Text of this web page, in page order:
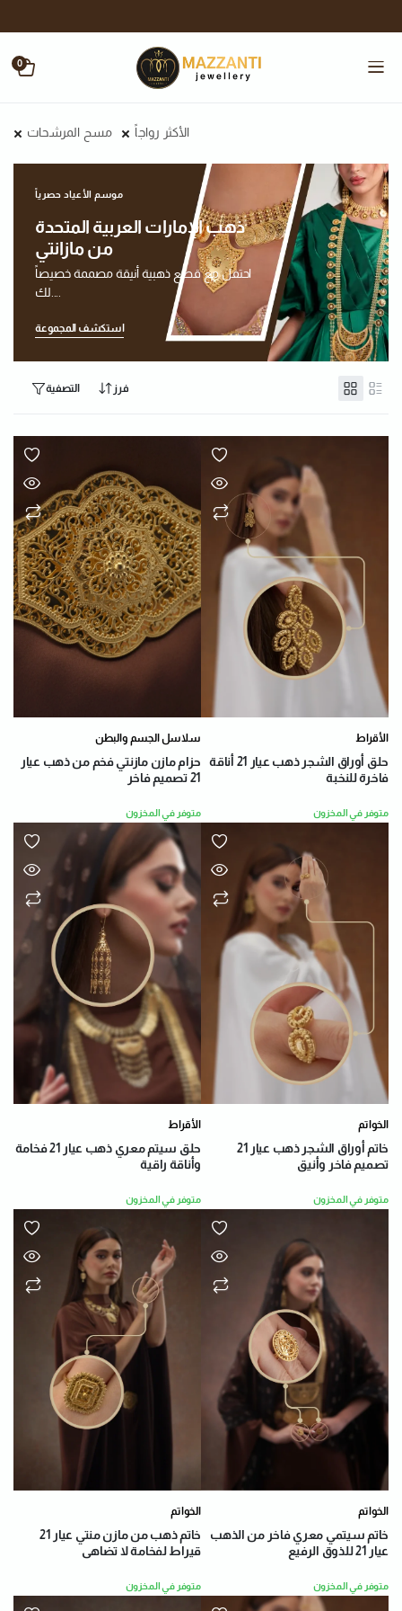
0
مسح المرشحات الأكثر رواجاً
موسم الأعياد حصرياً
ذهب الإمارات العربية المتحدة
من مازانتي
احتفل مع قطع ذهبية أنيقة مصممة خصيصاً
استكشف المجموعة
التصفية فرز
سلاسل الجسم والبطن
حزام مازن مازنتي فخم من ذهب عيار
21 تصميم فاخر
متوفر في المخزون
الأقراط
حلق أوراق الشجر ذهب عيار 21 أناقة
فاخرة للنخبة
متوفر في المخزون
الأقراط
حلق سيتم معري ذهب عيار 21 فخامة
وأناقة راقية
متوفر في المخزون
الخواتم
خاتم أوراق الشجر ذهب عيار 21
تصميم فاخر وأنيق
متوفر في المخزون
الخواتم
خاتم ذهب من مازن منتي عيار 21
قيراط لفخامة لا تضاهى
متوفر في المخزون
الخواتم
خاتم سيتمي معري فاخر من الذهب
عيار 21 للذوق الرفيع
متوفر في المخزون